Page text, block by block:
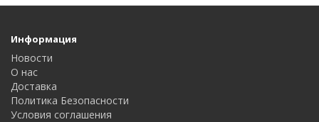
Информация
Новости
О нас
Доставка
Политика Безопасности
Условия соглашения